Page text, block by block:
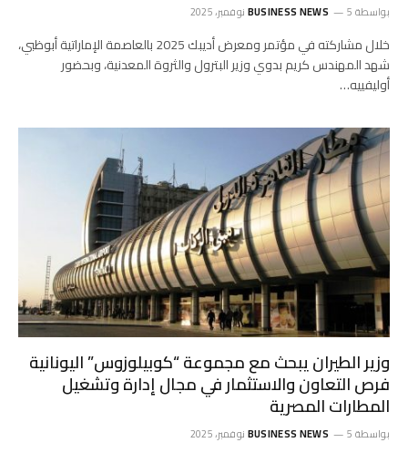
بواسطة BUSINESS NEWS 5 نوفمبر، 2025
خلال مشاركته في مؤتمر ومعرض أديبك 2025 بالعاصمة الإماراتية أبوظبي،
شهد المهندس كريم بدوي وزير البترول والثروة المعدنية، وبحضور
أوليفييه…
وزير الطيران يبحث مع مجموعة “كوبيلوزوس” اليونانية
فرص التعاون والاستثمار في مجال إدارة وتشغيل
المطارات المصرية
بواسطة BUSINESS NEWS 5 نوفمبر، 2025